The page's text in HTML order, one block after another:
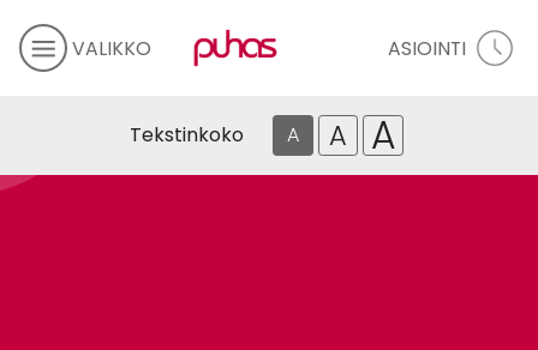
VALIKKO ASIOINTI
Tekstinkoko A A A